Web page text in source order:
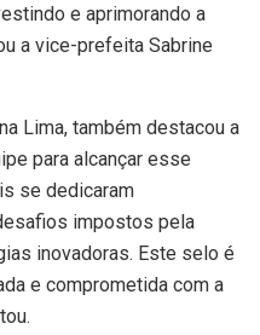
e aprimorando a
a vice-prefeita Sabrine
Lima, também destacou a
para alcançar esse
se dedicaram
impostos pela
inovadoras. Este selo é
e comprometida com a